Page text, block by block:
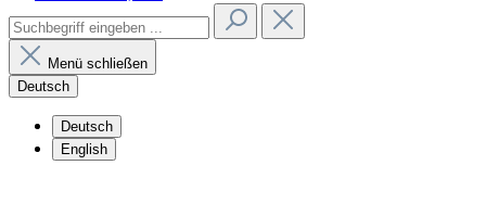
Menü schließen
Deutsch
Deutsch
English